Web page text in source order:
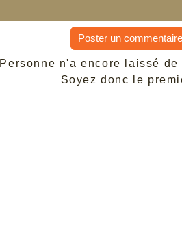
Poster un commentaire
Personne n'a encore laissé de
Soyez donc le